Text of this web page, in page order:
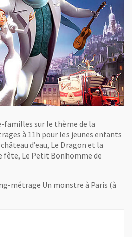
familles sur le thème de la
à 11h pour les jeunes enfants
d’eau, Le Dragon et la
fête, Le Petit Bonhomme de
métrage Un monstre à Paris (à